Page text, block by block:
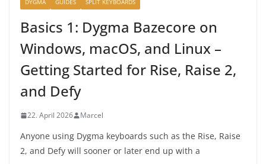
DYGMA GUIDES SPLIT KEYBOARDS
Basics 1: Dygma Bazecore on
Windows, macOS, and Linux –
Getting Started for Rise, Raise 2,
and Defy
22. April 2026 Marcel
Anyone using Dygma keyboards such as the Rise, Raise
2, and Defy will sooner or later end up with a